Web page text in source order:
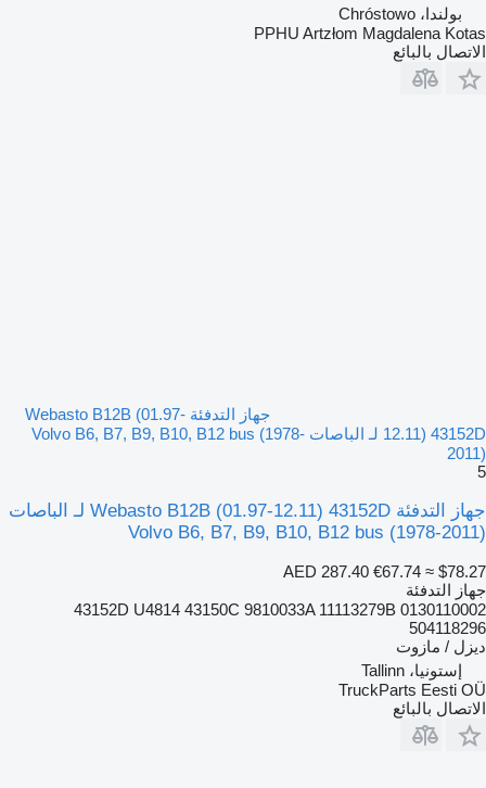
بولندا، Chróstowo
PPHU Artzłom Magdalena Kotas
الاتصال بالبائع
جهاز التدفئة Webasto B12B (01.97-
12.11) 43152D لـ الباصات Volvo B6, B7, B9, B10, B12 bus (1978-
2011)
5
جهاز التدفئة Webasto B12B (01.97-12.11) 43152D لـ الباصات
Volvo B6, B7, B9, B10, B12 bus (1978-2011)
AED 287.40 €67.74 ≈ $78.27
جهاز التدفئة
43152D U4814 43150C 9810033A 11113279B 0130110002
504118296
ديزل / مازوت
إستونيا، Tallinn
TruckParts Eesti OÜ
الاتصال بالبائع